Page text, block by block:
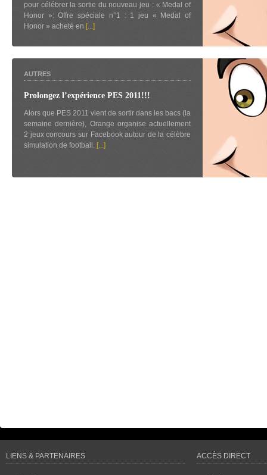
pour célébrer la sortie du nouveau jeu : « Medal of
Honor »: Offre spéciale n°1 : 1 jeu « Medal of
Honor » acheté en [...]
AUTRES
Prolongez l’expérience PES 2011!!!
Alors que PES 2011 vient de sortir dans les bacs (la
semaine dernière), Orange organise actuellement
2 jeux concours sur Facebook autour de la célèbre
simulation de football. [...]
LIENS & PARTENAIRES ACCÈS DIRECT